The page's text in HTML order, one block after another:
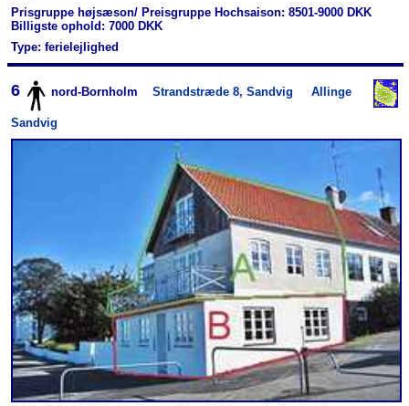
Prisgruppe højsæson/ Preisgruppe Hochsaison: 8501-9000 DKK
Billigste ophold: 7000 DKK
Type: ferielejlighed
6 nord-Bornholm Strandstræde 8, Sandvig Allinge
Sandvig